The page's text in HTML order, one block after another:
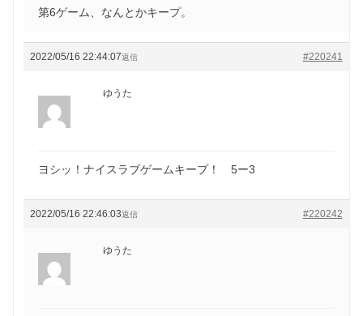
第6ゲーム、なんとかキープ。
2022/05/16 22:44:07 #220241
返信
ゆうた
ヨシッ！ナイスラブゲームキープ！ 5ー3
2022/05/16 22:46:03 #220242
返信
ゆうた